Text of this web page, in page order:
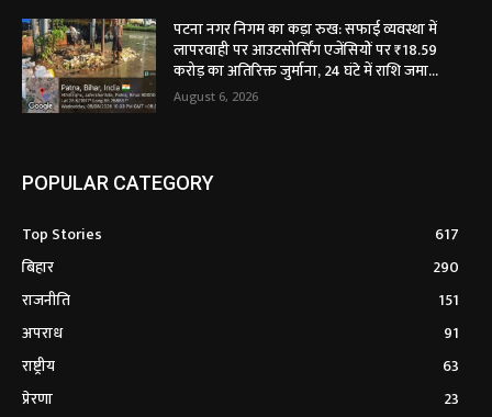
पटना नगर निगम का कड़ा रुख: सफाई व्यवस्था में
लापरवाही पर आउटसोर्सिंग एजेंसियों पर ₹18.59
करोड़ का अतिरिक्त जुर्माना, 24 घंटे में राशि जमा...
August 6, 2026
POPULAR CATEGORY
Top Stories
617
बिहार
290
राजनीति
151
अपराध
91
राष्ट्रीय
63
प्रेरणा
23